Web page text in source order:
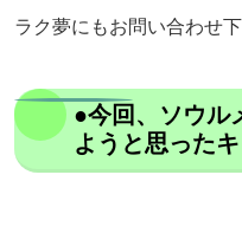
ラク夢にもお問い合わせ
●今回、ソウル
ようと思った